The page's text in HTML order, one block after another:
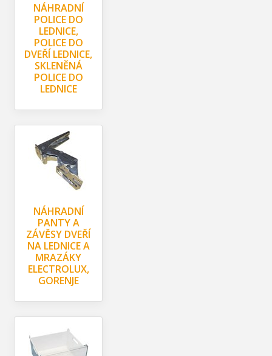
NÁHRADNÍ
POLICE DO
LEDNICE,
POLICE DO
DVEŘÍ LEDNICE,
SKLENĚNÁ
POLICE DO
LEDNICE
NÁHRADNÍ
PANTY A
ZÁVĚSY DVEŘÍ
NA LEDNICE A
MRAZÁKY
ELECTROLUX,
GORENJE